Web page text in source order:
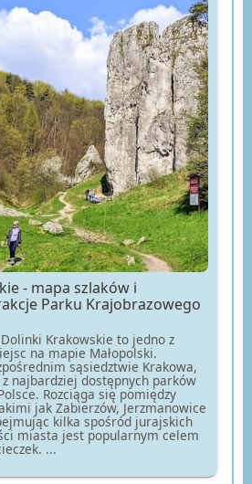
- mapa szlaków i
Parku Krajobrazowego
Krakowskie to jedno z
na mapie Małopolski.
sąsiedztwie Krakowa,
najbardziej dostępnych parków
Rozciąga się pomiędzy
jak Zabierzów, Jerzmanowice
kilka spośród jurajskich
miasta jest popularnym celem
...